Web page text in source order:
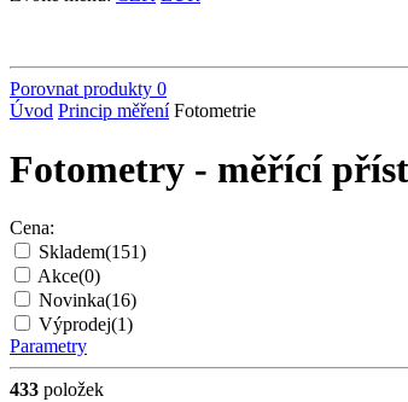
Porovnat produkty 0
Úvod Princip měření Fotometrie
Fotometry - měřící
Cena:
Skladem(151)
Akce(0)
Novinka(16)
Výprodej(1)
Parametry
433 položek